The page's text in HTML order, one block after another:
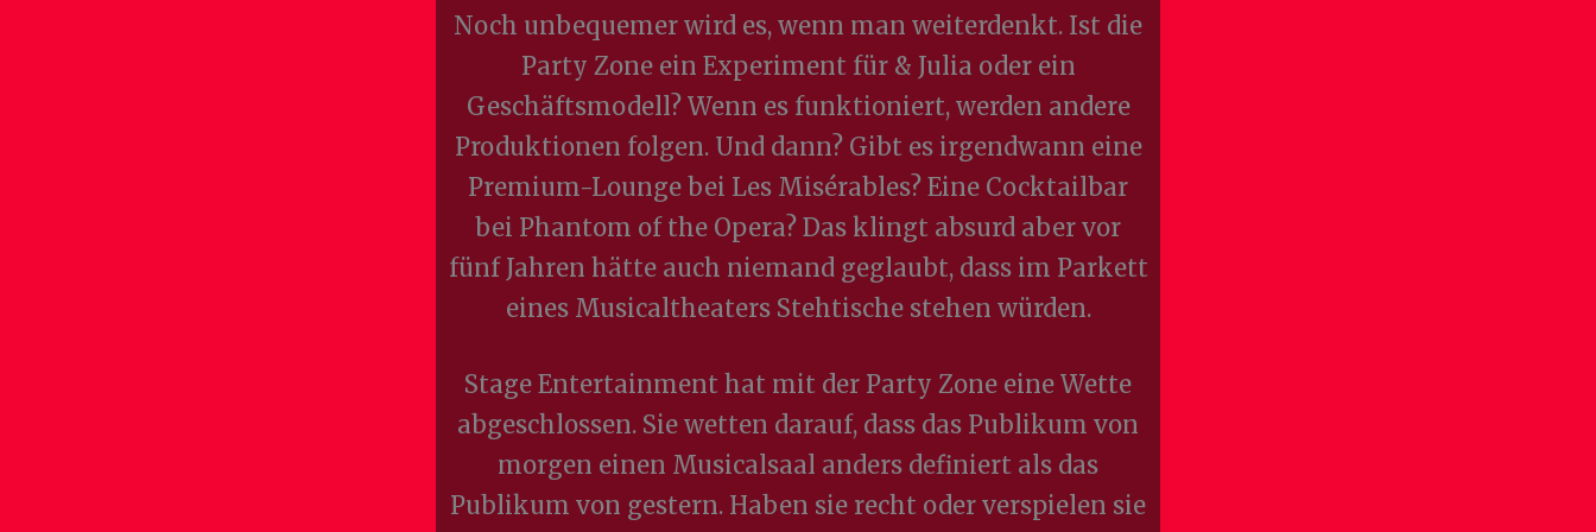
Noch unbequemer wird es, wenn man weiterdenkt. Ist die
Party Zone ein Experiment für & Julia oder ein
Geschäftsmodell? Wenn es funktioniert, werden andere
Produktionen folgen. Und dann? Gibt es irgendwann eine
Premium-Lounge bei Les Misérables? Eine Cocktailbar
bei Phantom of the Opera? Das klingt absurd aber vor
fünf Jahren hätte auch niemand geglaubt, dass im Parkett
eines Musicaltheaters Stehtische stehen würden.
Stage Entertainment hat mit der Party Zone eine Wette
abgeschlossen. Sie wetten darauf, dass das Publikum von
morgen einen Musicalsaal anders definiert als das
Publikum von gestern. Haben sie recht oder verspielen sie